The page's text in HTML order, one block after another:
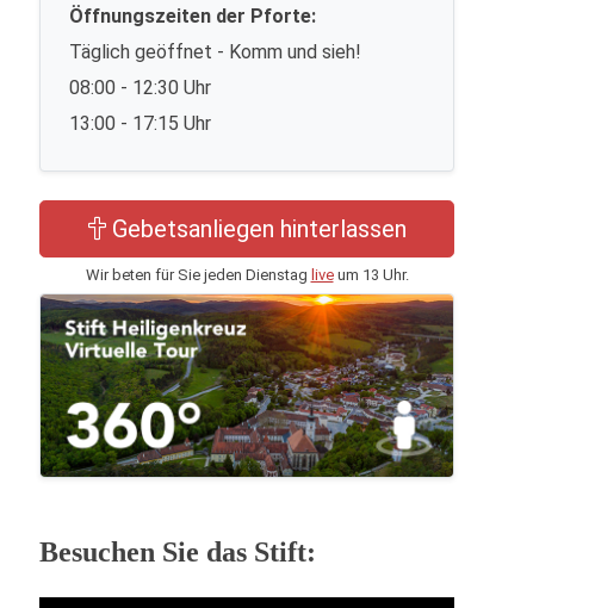
Öffnungszeiten der Pforte:
Täglich geöffnet - Komm und sieh!
08:00 - 12:30 Uhr
13:00 - 17:15 Uhr
Gebetsanliegen hinterlassen
Wir beten für Sie jeden Dienstag liveum 13 Uhr.
Besuchen Sie das Stift: